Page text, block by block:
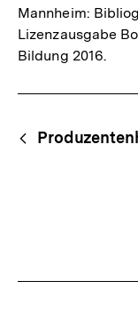
Mannheim:
Lizenzausgabe
Bildung 2016.
Content-
Navigation